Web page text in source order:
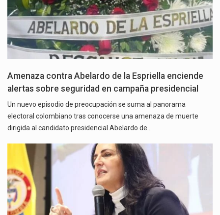
Amenaza contra Abelardo de la Espriella enciende
alertas sobre seguridad en campaña presidencial
Un nuevo episodio de preocupación se suma al panorama
electoral colombiano tras conocerse una amenaza de muerte
dirigida al candidato presidencial Abelardo de…